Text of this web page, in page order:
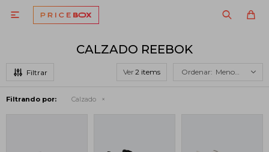

CALZADO REEBOK
Ver Menor precio
Filtrando por: Calzado